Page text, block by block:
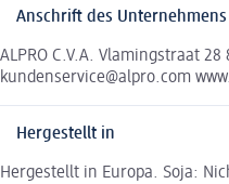
Anschrift des Unternehmens
ALPRO C.V.A. Vlamingstraat
kundenservice@alpro.com
Hergestellt in
Hergestellt in Europa. Soja: